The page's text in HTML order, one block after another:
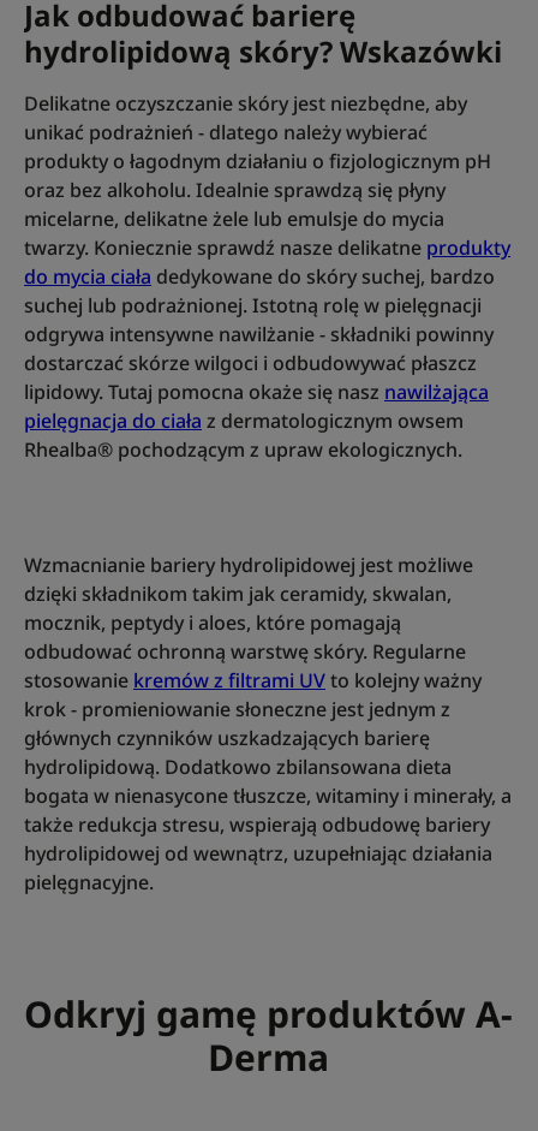
Jak odbudować barierę
hydrolipidową skóry? Wskazówki
Delikatne oczyszczanie skóry jest niezbędne, aby
unikać podrażnień - dlatego należy wybierać
produkty o łagodnym działaniu o fizjologicznym pH
oraz bez alkoholu. Idealnie sprawdzą się płyny
micelarne, delikatne żele lub emulsje do mycia
twarzy. Koniecznie sprawdź nasze delikatne produkty
do mycia ciała dedykowane do skóry suchej, bardzo
suchej lub podrażnionej. Istotną rolę w pielęgnacji
odgrywa intensywne nawilżanie - składniki powinny
dostarczać skórze wilgoci i odbudowywać płaszcz
lipidowy. Tutaj pomocna okaże się nasz nawilżająca
pielęgnacja do ciała z dermatologicznym owsem
Rhealba® pochodzącym z upraw ekologicznych.
Wzmacnianie bariery hydrolipidowej jest możliwe
dzięki składnikom takim jak ceramidy, skwalan,
mocznik, peptydy i aloes, które pomagają
odbudować ochronną warstwę skóry. Regularne
stosowanie kremów z filtrami UVto kolejny ważny
krok - promieniowanie słoneczne jest jednym z
głównych czynników uszkadzających barierę
hydrolipidową. Dodatkowo zbilansowana dieta
bogata w nienasycone tłuszcze, witaminy i minerały, a
także redukcja stresu, wspierają odbudowę bariery
hydrolipidowej od wewnątrz, uzupełniając działania
pielęgnacyjne.
Odkryj gamę produktów A-
Derma